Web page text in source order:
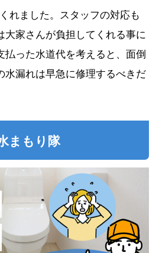
れました。スタッフの対応も
大家さんが負担してくれる事に
払った水道代を考えると、面倒
水漏れは早急に修理するべきだ
まもり隊